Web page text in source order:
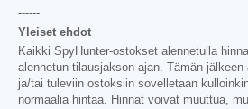
------
Yleiset ehdot
Kaikki SpyHunter-ostokset alennetulla
alennetun tilausjakson ajan. Tämän
ja/tai tuleviin ostoksiin sovelletaan
normaalia hintaa. Hinnat voivat muuttua,